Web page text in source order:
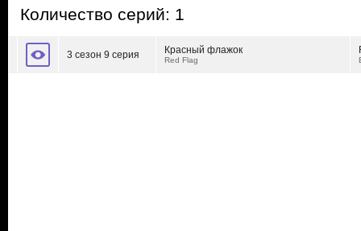
Количество серий: 1
3 сезон 9 серия Красный флажок
Red Flag